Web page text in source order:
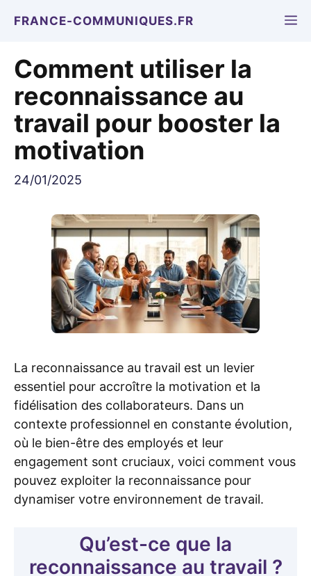
FRANCE-COMMUNIQUES.FR
Comment utiliser la
reconnaissance au
travail pour booster la
motivation
24/01/2025
La reconnaissance au travail est un levier
essentiel pour accroître la motivation et la
fidélisation des collaborateurs. Dans un
contexte professionnel en constante évolution,
où le bien-être des employés et leur
engagement sont cruciaux, voici comment vous
pouvez exploiter la reconnaissance pour
dynamiser votre environnement de travail.
Qu’est-ce que la
reconnaissance au travail ?